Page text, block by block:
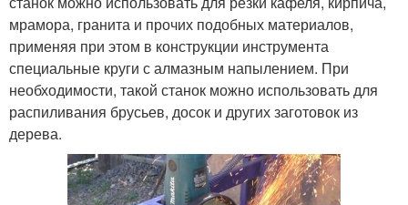
мрамора, гранита и прочих подобных материалов,
применяя при этом в конструкции инструмента
специальные круги с алмазным напылением. При
необходимости, такой станок можно использовать для
распиливания брусьев, досок и других заготовок из
дерева.